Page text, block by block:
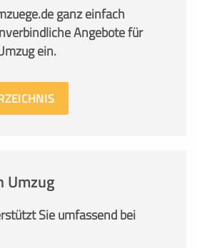
ganz einfach
Angebote für
ein.
Umzug
Sie umfassend bei